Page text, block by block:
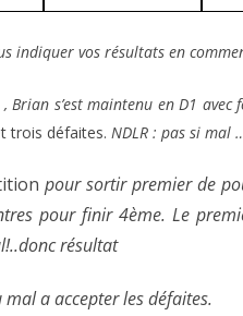
indiquer vos résultats en
s’est maintenu en D1 avec
trois défaites. NDLR : pas si mal
pour sortir premier de
pour finir 4ème. Le
résultat
mal aaccepter les défaites.